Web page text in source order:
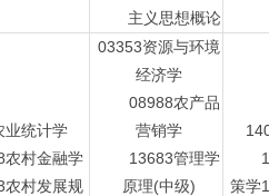
主义思想概论
业统计学
村金融学
村发展规
03353资源与环境
经济学
08988农产品
营销学
13683管理学
原理(中级)
策学